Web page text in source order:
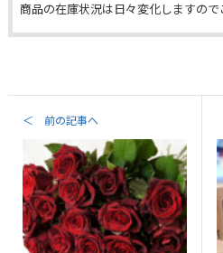
商品の在庫状況は日々変化しますので
＜ 前の記事へ